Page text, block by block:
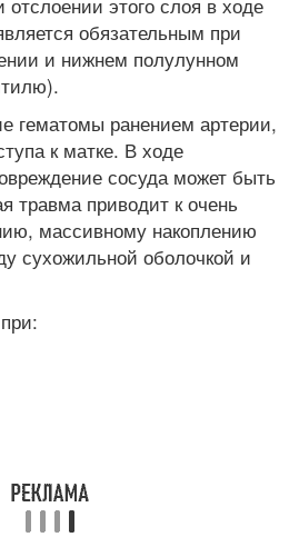
обязательным при
и нижнем полулунном
гематомы ранением артерии,
к матке. В ходе
сосуда может быть
травма приводит к очень
массивному накоплению
сухожильной оболочкой и